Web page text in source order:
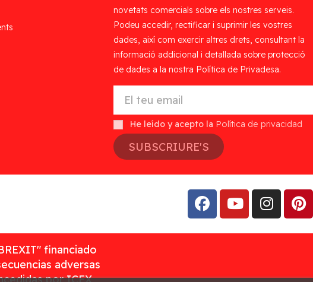
novetats comercials sobre els nostres serveis.
Podeu accedir, rectificar i suprimir les vostres
dades, així com exercir altres drets, consultant la
informació addicional i detallada sobre protecció
de dades a la nostra Política de Privadesa.
He leído y acepto la Política de privacidad
SUBSCRIURE'S
financiado
adversas